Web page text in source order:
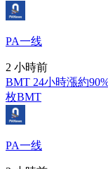
PA一线
2 小時前
BMT 24小時漲約
枚BMT
PA一线